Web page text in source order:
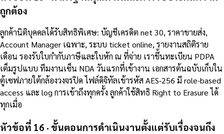
ถูกต้อง
ลูกค้านิติบุคคลได้รับสิทธิพิเศษ: บัญชีเครดิต net 30, ราคาขายส่ง,
Account Manager เฉพาะ, ระบบ ticket online, รายงานสถิติราย
เดือน รองรับใบกำกับภาษีและใบหัก ณ ที่จ่าย เราขึ้นทะเบียน PDPA
เต็มรูปแบบ ทีมงานเซ็น NDA วันแรกที่เข้างาน เอกสารต้นฉบับเก็บใน
ตู้เซฟภายใต้กล้องวงจรปิด ไฟล์ดิจิทัลเข้ารหัส AES-256 มี role-based
access และ log การเข้าถึงทุกครั้ง ลูกค้าใช้สิทธิ Right to Erasure ได้
ทุกเมื่อ
หัวข้อที่ 16 · ขั้นตอนการดำเนินงานตั้งแต่รับเรื่องจนถึง